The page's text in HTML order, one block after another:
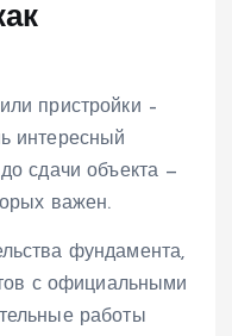
пристройки –
интересный
сдачи объекта —
важен.
фундамента,
с официальными
работы